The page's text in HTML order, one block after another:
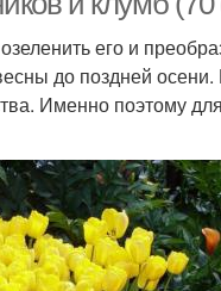
его и
до поздней
Именно поэтому